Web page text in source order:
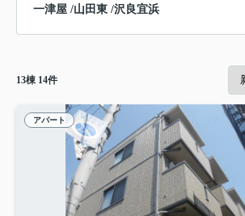
一津屋 /山田東 /沢良宜浜
13棟 14件
アパート